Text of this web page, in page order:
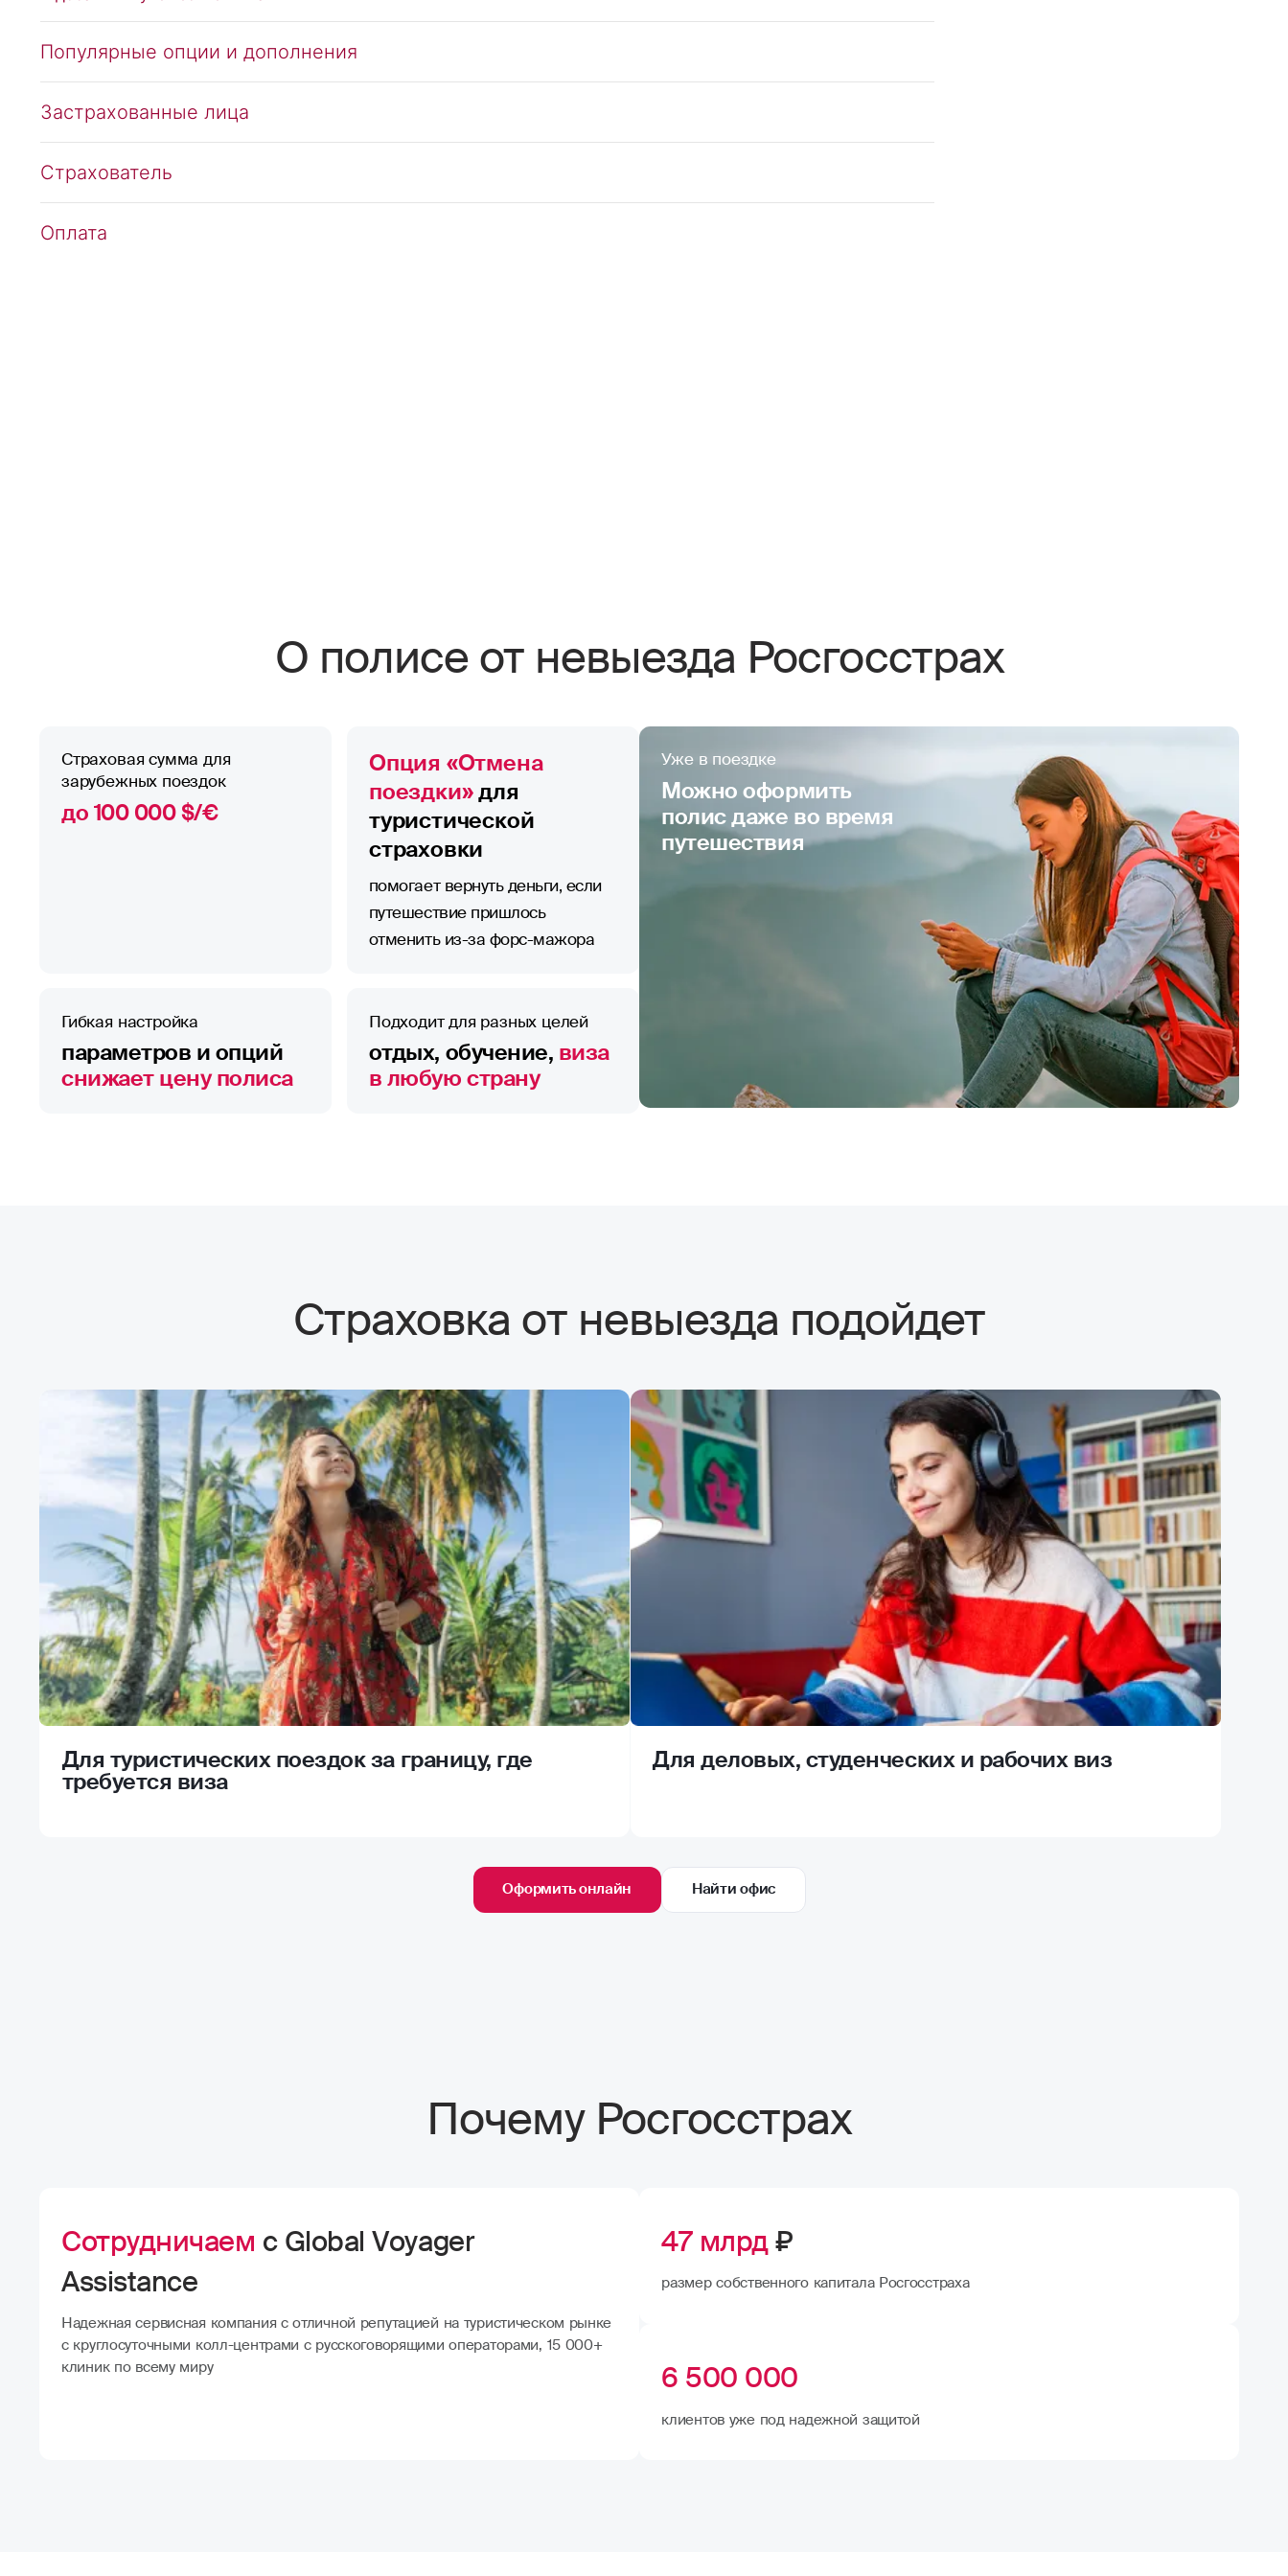
О полисе от невыезда Росгосстрах
Страховая сумма для
зарубежных поездок
до 100 000 $/€
Опция «Отмена
поездки»для
туристической
страховки
помогает вернуть деньги, если
путешествие пришлось
отменить из-за форс-мажора
Гибкая настройка
параметров и опций
снижает цену полиса
Подходит для разных целей
отдых, обучение, виза
в любую страну
Уже в поездке
Можно оформить
полис даже во время
путешествия
Страховка от невыезда подойдет
Для туристических поездок за границу, где
требуется виза
Для деловых, студенческих и рабочих виз
Оформить онлайн Найти офис
Почему Росгосстрах
Сотрудничаем с Global Voyager
Assistance
Надежная сервисная компания с отличной репутацией на туристическом рынке
с круглосуточными колл-центрами с русскоговорящими операторами, 15 000+
клиник по всему миру
47 млрд₽
размер собственного капитала Росгосстраха
6 500 000
клиентов уже под надежной защитой